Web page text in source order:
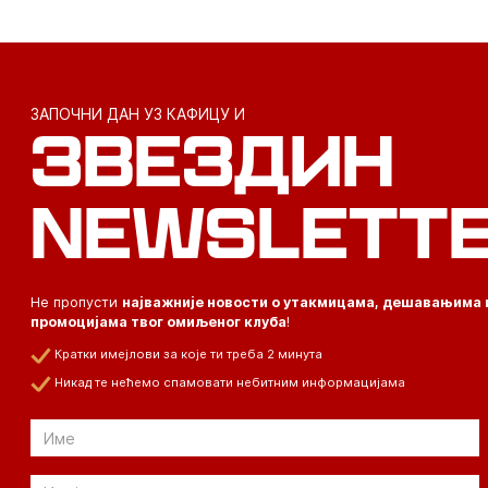
ЗАПОЧНИ ДАН УЗ КАФИЦУ И
ЗВЕЗДИН
Не пропусти најважније новости о утакмицама, дешавањима
промоцијама твог омиљеног клуба!
Кратки имејлови за које ти треба 2 минута
Никад те нећемо спамовати небитним информацијама
Email